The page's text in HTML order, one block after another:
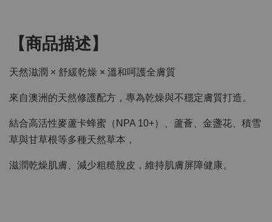
【商品描述】
天然滋潤 × 舒緩乾燥 × 溫和呵護全膚質
來自澳洲的天然修護配方，專為乾燥與不穩定膚質打造。
結合高活性麥蘆卡蜂蜜（NPA 10+）、蘆薈、金盞花、積雪
草與甘草根等多種天然草本，
滋潤乾燥肌膚、減少粗糙脫皮，維持肌膚屏障健康。